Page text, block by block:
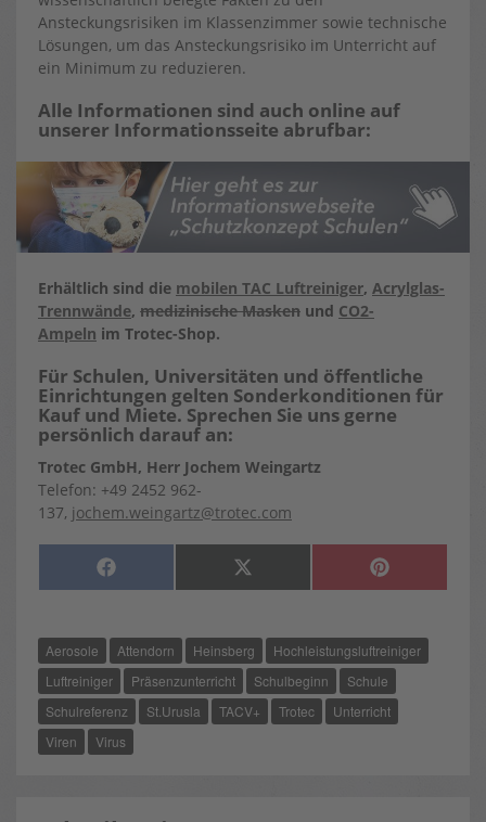
Ansteckungsrisiken im Klassenzimmer sowie technische
Lösungen, um das Ansteckungsrisiko im Unterricht auf
ein Minimum zu reduzieren.
Alle Informationen sind auch online auf
unserer Informationsseite abrufbar:
Erhältlich sind die mobilen TAC Luftreiniger, Acrylglas-
Trennwände, medizinische Masken und CO2-
Ampeln im Trotec-Shop.
Für Schulen, Universitäten und öffentliche
Einrichtungen gelten Sonderkonditionen für
Kauf und Miete. Sprechen Sie uns gerne
persönlich darauf an:
Trotec GmbH, Herr Jochem Weingartz
Telefon: +49 2452 962-
137, jochem.weingartz@trotec.com
SHARE
F
A
O
O
K
SHARE
X
(
T
T
E
R
)
SHARE
P
I
R
E
S
Aerosole Attendorn Heinsberg
Hochleistungsluftreiniger
Luftreiniger
Präsenzunterricht Schulbeginn
Schule
Schulreferenz
St.Urusla TACV+ Trotec
Unterricht
Viren
Virus